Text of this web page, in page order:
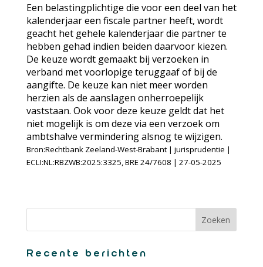
Een belastingplichtige die voor een deel van het
kalenderjaar een fiscale partner heeft, wordt
geacht het gehele kalenderjaar die partner te
hebben gehad indien beiden daarvoor kiezen.
De keuze wordt gemaakt bij verzoeken in
verband met voorlopige teruggaaf of bij de
aangifte. De keuze kan niet meer worden
herzien als de aanslagen onherroepelijk
vaststaan. Ook voor deze keuze geldt dat het
niet mogelijk is om deze via een verzoek om
ambtshalve vermindering alsnog te wijzigen.
Bron:Rechtbank Zeeland-West-Brabant | jurisprudentie |
ECLI:NL:RBZWB:2025:3325, BRE 24/7608 | 27-05-2025
Recente berichten